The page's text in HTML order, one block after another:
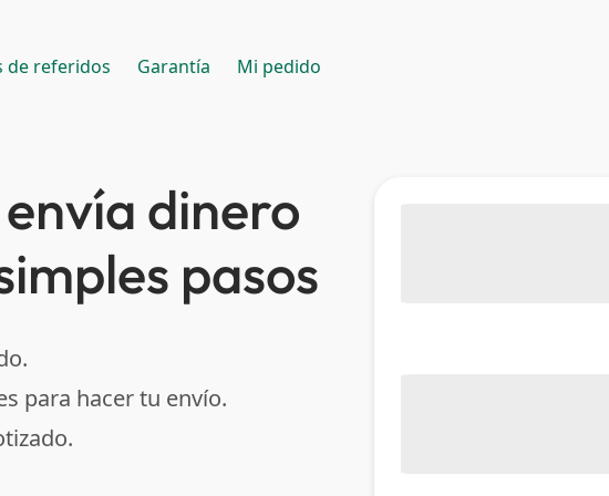
de referidos Garantía Mi pedido
dinero
pasos
para hacer tu envío.